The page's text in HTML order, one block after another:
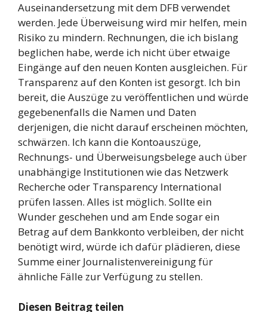
Auseinandersetzung mit dem DFB verwendet
werden. Jede Überweisung wird mir helfen, mein
Risiko zu mindern. Rechnungen, die ich bislang
beglichen habe, werde ich nicht über etwaige
Eingänge auf den neuen Konten ausgleichen. Für
Transparenz auf den Konten ist gesorgt. Ich bin
bereit, die Auszüge zu veröffentlichen und würde
gegebenenfalls die Namen und Daten
derjenigen, die nicht darauf erscheinen möchten,
schwärzen. Ich kann die Kontoauszüge,
Rechnungs- und Überweisungsbelege auch über
unabhängige Institutionen wie das Netzwerk
Recherche oder Transparency International
prüfen lassen. Alles ist möglich. Sollte ein
Wunder geschehen und am Ende sogar ein
Betrag auf dem Bankkonto verbleiben, der nicht
benötigt wird, würde ich dafür plädieren, diese
Summe einer Journalistenvereinigung für
ähnliche Fälle zur Verfügung zu stellen.
Diesen Beitrag teilen